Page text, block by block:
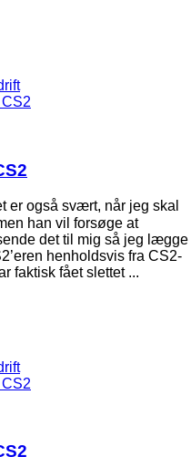
er også svært, når jeg skal
han vil forsøge at
det til mig så jeg lægge
henholdsvis fra CS2-
faktisk fået slettet ...